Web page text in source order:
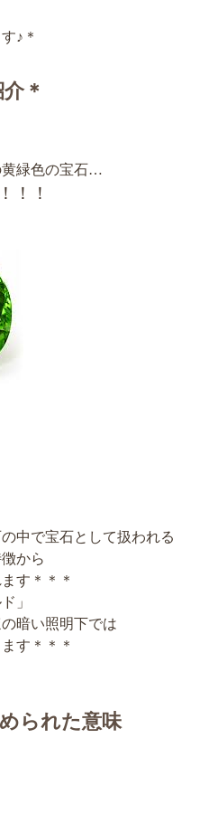
♪＊
＊
黄緑色の宝石…
！！
中で宝石として扱われる
から
す＊＊＊
」
暗い照明下では
す＊＊＊
られた意味